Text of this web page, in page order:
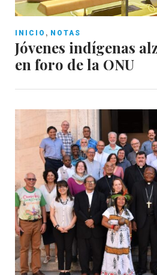
INICIO , NOTAS
Jóvenes indígenas
en foro de la ONU